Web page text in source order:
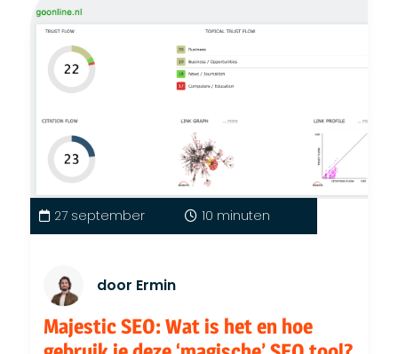
27 september 10 minuten
door Ermin
Majestic SEO: Wat is het en hoe